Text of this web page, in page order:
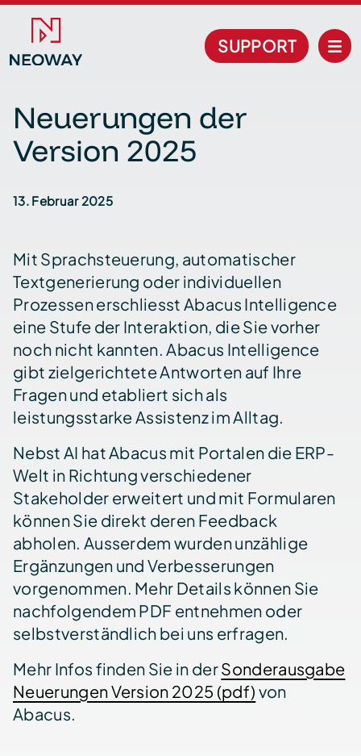
SUPPORT
Neuerungen der
Version 2025
13. Februar 2025
Mit Sprachsteuerung, automatischer
Textgenerierung oder individuellen
Prozessen erschliesst Abacus Intelligence
eine Stufe der Interaktion, die Sie vorher
noch nicht kannten. Abacus Intelligence
gibt zielgerichtete Antworten auf Ihre
Fragen und etabliert sich als
leistungsstarke Assistenz im Alltag.
Nebst AI hat Abacus mit Portalen die ERP-
Welt in Richtung verschiedener
Stakeholder erweitert und mit Formularen
können Sie direkt deren Feedback
abholen. Ausserdem wurden unzählige
Ergänzungen und Verbesserungen
vorgenommen. Mehr Details können Sie
nachfolgendem PDF entnehmen oder
selbstverständlich bei uns erfragen.
Mehr Infos finden Sie in derSonderausgabe
Neuerungen Version 2025 (pdf) von
Abacus.